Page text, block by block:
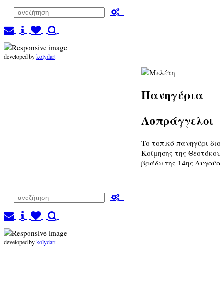
developed bykolydart
Πανηγύρια
Ασπράγγελοι
Το τοπικό πανηγύρι
Κοίμησης της
βράδυ της 14ης
developed bykolydart